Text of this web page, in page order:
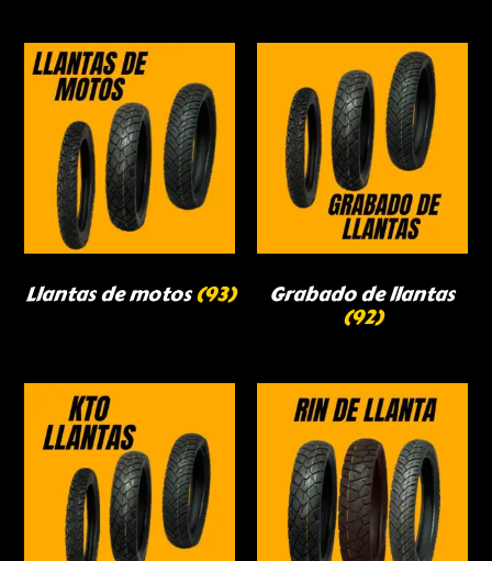
Llantas de motos(93) Grabado de llantas
(92)